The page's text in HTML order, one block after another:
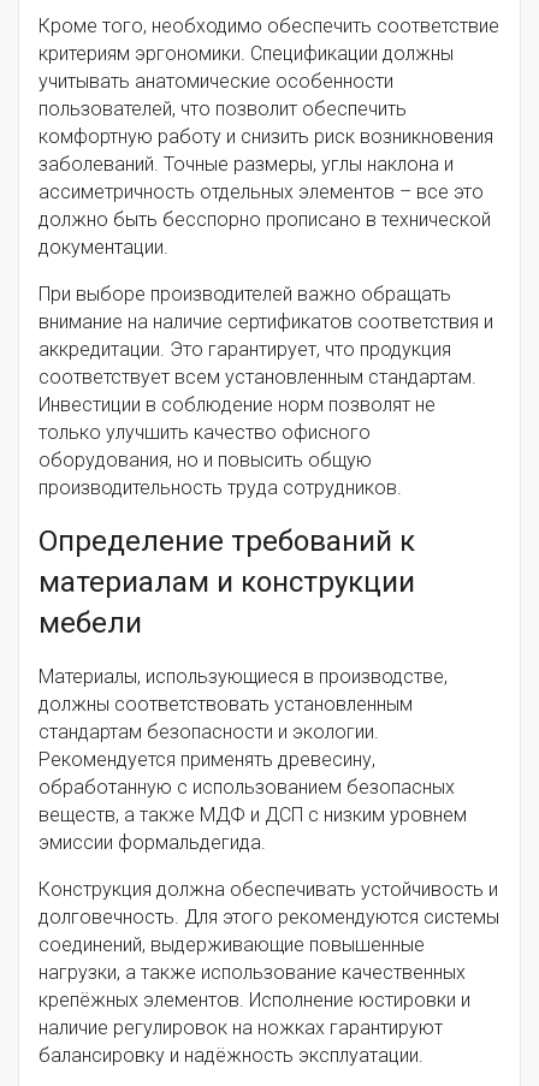
Кроме того, необходимо обеспечить соответствие
критериям эргономики. Спецификации должны
учитывать анатомические особенности
пользователей, что позволит обеспечить
комфортную работу и снизить риск возникновения
заболеваний. Точные размеры, углы наклона и
ассиметричность отдельных элементов – все это
должно быть бесспорно прописано в технической
документации.
При выборе производителей важно обращать
внимание на наличие сертификатов соответствия и
аккредитации. Это гарантирует, что продукция
соответствует всем установленным стандартам.
Инвестиции в соблюдение норм позволят не
только улучшить качество офисного
оборудования, но и повысить общую
производительность труда сотрудников.
Определение требований к
материалам и конструкции
мебели
Материалы, использующиеся в производстве,
должны соответствовать установленным
стандартам безопасности и экологии.
Рекомендуется применять древесину,
обработанную с использованием безопасных
веществ, а также МДФ и ДСП с низким уровнем
эмиссии формальдегида.
Конструкция должна обеспечивать устойчивость и
долговечность. Для этого рекомендуются системы
соединений, выдерживающие повышенные
нагрузки, а также использование качественных
крепёжных элементов. Исполнение юстировки и
наличие регулировок на ножках гарантируют
балансировку и надёжность эксплуатации.